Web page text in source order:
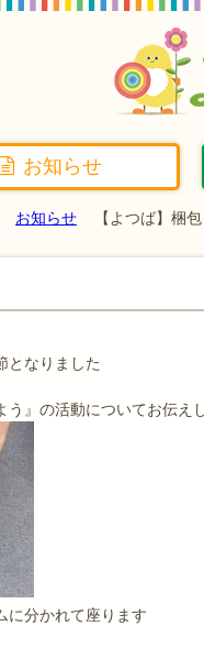
お知らせ
お知らせ 【よつば】梱包
となりました
う』の活動についてお伝え
に分かれて座ります